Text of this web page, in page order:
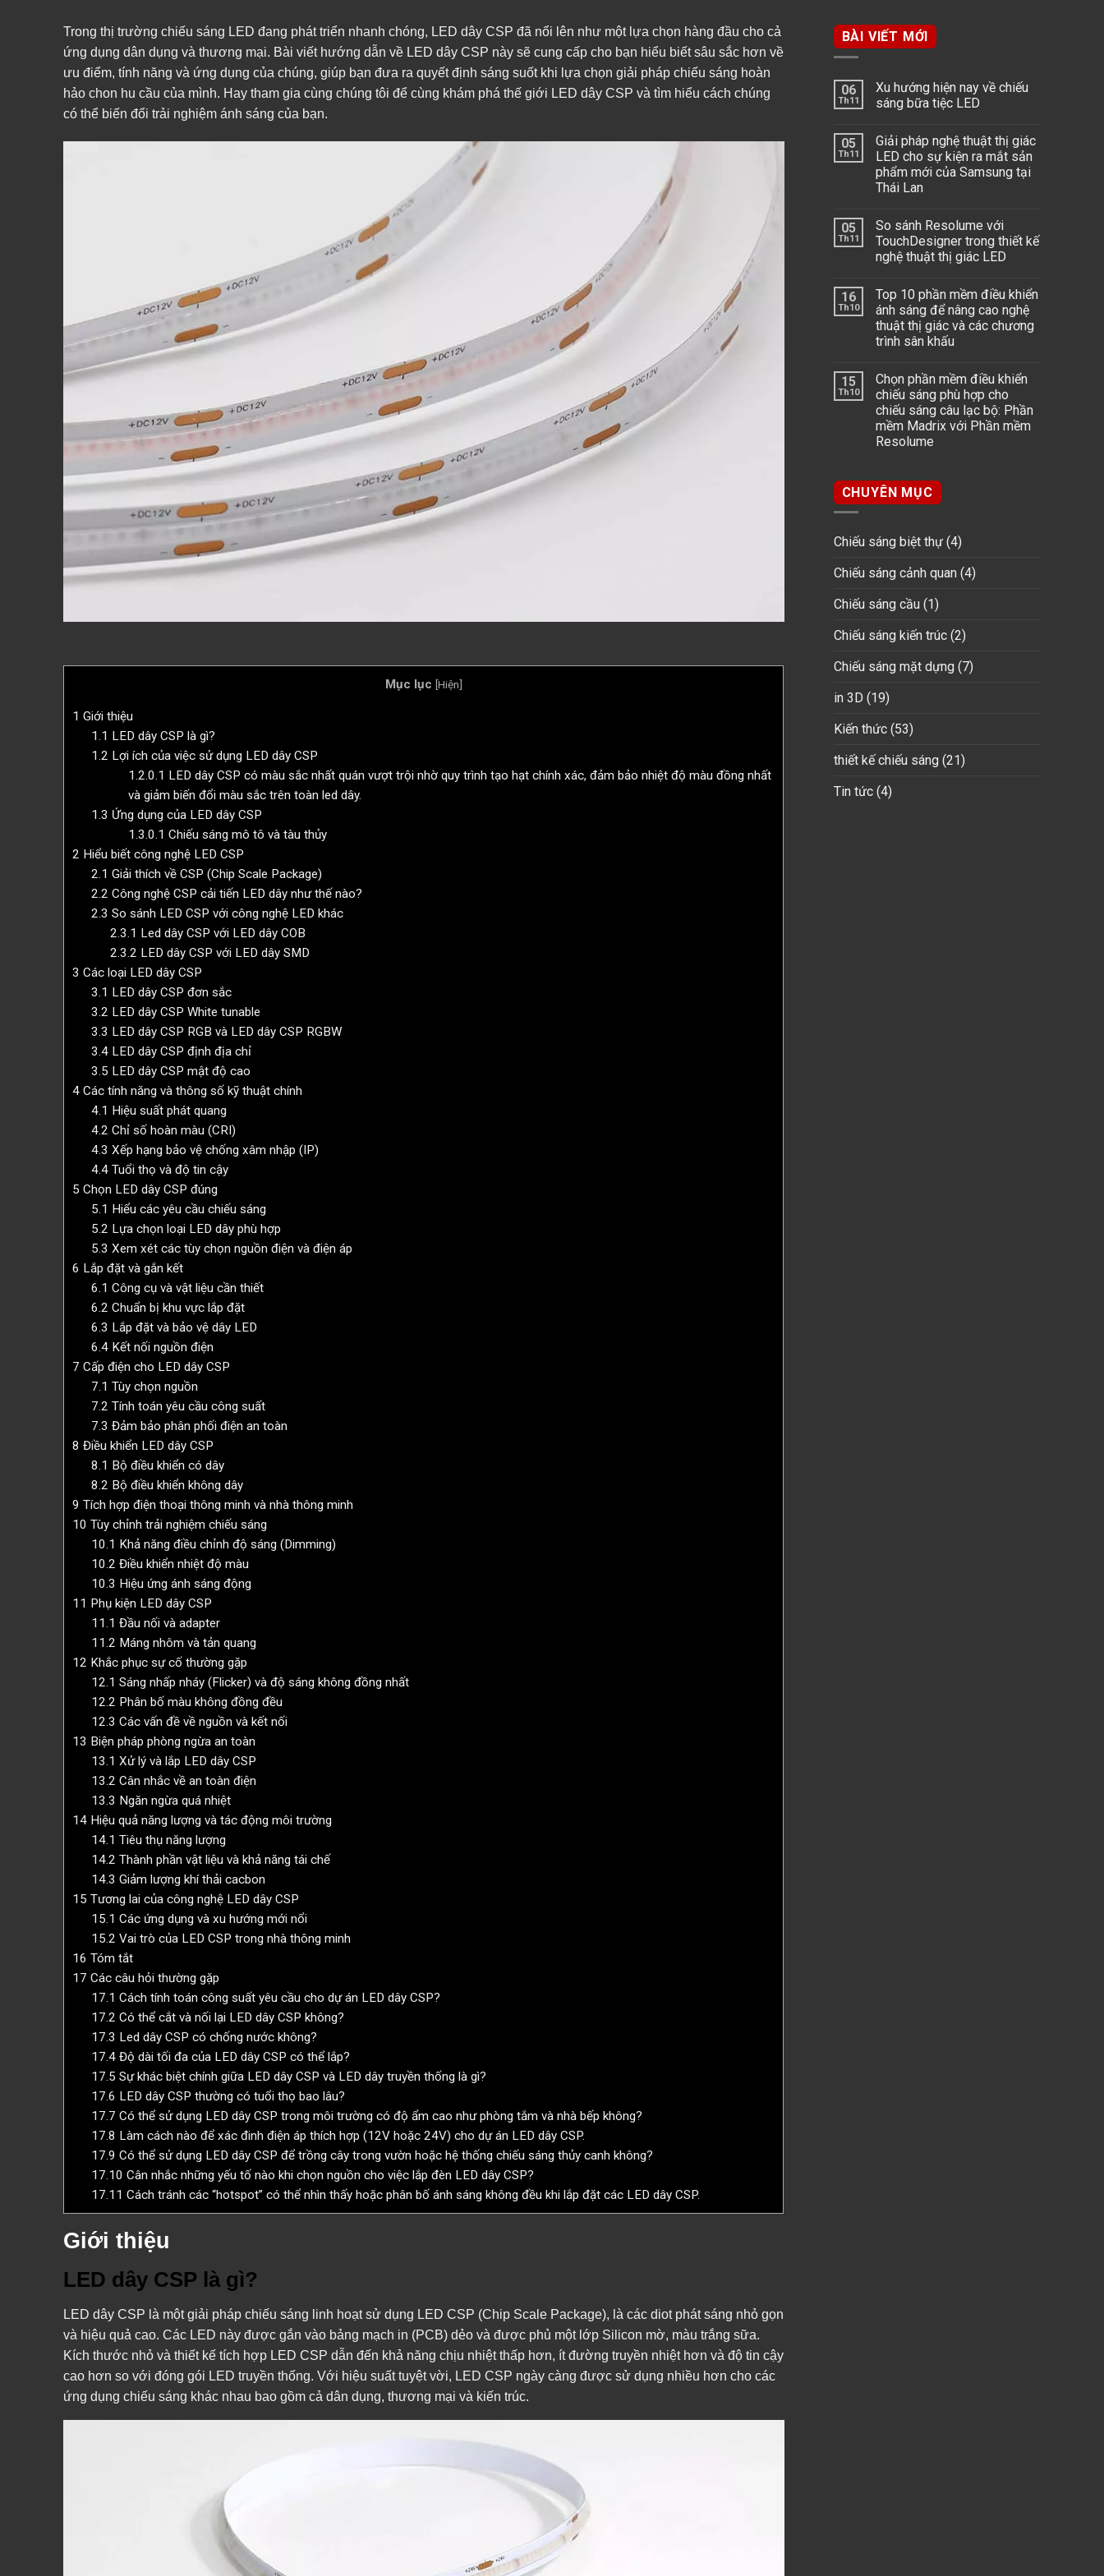
Trong thị trường chiếu sáng LED đang phát triển nhanh chóng, LED dây CSP đã nổi lên như một lựa chọn hàng đầu cho cả
ứng dụng dân dụng và thương mại. Bài viết hướng dẫn về LED dây CSP này sẽ cung cấp cho bạn hiểu biết sâu sắc hơn về
ưu điểm, tính năng và ứng dụng của chúng, giúp bạn đưa ra quyết định sáng suốt khi lựa chọn giải pháp chiếu sáng hoàn
hảo chon hu cầu của mình. Hay tham gia cùng chúng tôi để cùng khám phá thế giới LED dây CSP và tìm hiểu cách chúng
có thể biến đổi trải nghiệm ánh sáng của bạn.
Mục lục [Hiện]
1 Giới thiệu
1.1 LED dây CSP là gì?
1.2 Lợi ích của việc sử dụng LED dây CSP
1.2.0.1 LED dây CSP có màu sắc nhất quán vượt trội nhờ quy trình tạo hạt chính xác, đảm bảo nhiệt độ màu đồng nhất
và giảm biến đổi màu sắc trên toàn led dây.
1.3 Ứng dụng của LED dây CSP
1.3.0.1 Chiếu sáng mô tô và tàu thủy
2 Hiểu biết công nghệ LED CSP
2.1 Giải thích về CSP (Chip Scale Package)
2.2 Công nghệ CSP cải tiến LED dây như thế nào?
2.3 So sánh LED CSP với công nghệ LED khác
2.3.1 Led dây CSP với LED dây COB
2.3.2 LED dây CSP với LED dây SMD
3 Các loại LED dây CSP
3.1 LED dây CSP đơn sắc
3.2 LED dây CSP White tunable
3.3 LED dây CSP RGB và LED dây CSP RGBW
3.4LED dây CSP định địa chỉ
3.5 LED dây CSP mật độ cao
4 Các tính năng và thông số kỹ thuật chính
4.1 Hiệu suất phát quang
4.2 Chỉ số hoàn màu (CRI)
4.3 Xếp hạng bảo vệ chống xâm nhập (IP)
4.4Tuổi thọ và độ tin cậy
5 Chọn LED dây CSP đúng
5.1 Hiểu các yêu cầu chiếu sáng
5.2 Lựa chọn loại LED dây phù hợp
5.3 Xem xét các tùy chọn nguồn điện và điện áp
6 Lắp đặt và gắn kết
6.1 Công cụ và vật liệu cần thiết
6.2 Chuẩn bị khu vực lắp đặt
6.3 Lắp đặt và bảo vệ dây LED
6.4Kết nối nguồn điện
7 Cấp điện cho LED dây CSP
7.1 Tùy chọn nguồn
7.2 Tính toán yêu cầu công suất
7.3 Đảm bảo phân phối điện an toàn
8 Điều khiển LED dây CSP
8.1 Bộ điều khiển có dây
8.2 Bộ điều khiển không dây
9 Tích hợp điện thoại thông minh và nhà thông minh
10 Tùy chỉnh trải nghiệm chiếu sáng
10.1 Khả năng điều chỉnh độ sáng (Dimming)
10.2 Điều khiển nhiệt độ màu
10.3 Hiệu ứng ánh sáng động
11 Phụ kiện LED dây CSP
11.1 Đầu nối và adapter
11.2 Máng nhôm và tản quang
12 Khắc phục sự cố thường gặp
12.1 Sáng nhấp nháy (Flicker) và độ sáng không đồng nhất
12.2 Phân bố màu không đồng đều
12.3 Các vấn đề về nguồn và kết nối
13 Biện pháp phòng ngừa an toàn
13.1 Xử lý và lắp LED dây CSP
13.2 Cân nhắc về an toàn điện
13.3 Ngăn ngừa quá nhiệt
14 Hiệu quả năng lượng và tác động môi trường
14.1 Tiêu thụ năng lượng
14.2 Thành phần vật liệu và khả năng tái chế
14.3 Giảm lượng khí thải cacbon
15 Tương lai của công nghệ LED dây CSP
15.1 Các ứng dụng và xu hướng mới nổi
15.2 Vai trò của LED CSP trong nhà thông minh
16 Tóm tắt
17 Các câu hỏi thường gặp
17.1 Cách tính toán công suất yêu cầu cho dự án LED dây CSP?
17.2 Có thể cắt và nối lại LED dây CSP không?
17.3 Led dây CSP có chống nước không?
17.4Độ dài tối đa của LED dây CSP có thể lắp?
17.5 Sự khác biệt chính giữa LED dây CSP và LED dây truyền thống là gì?
17.6 LED dây CSP thường có tuổi thọ bao lâu?
17.7 Có thể sử dụng LED dây CSP trong môi trường có độ ẩm cao như phòng tắm và nhà bếp không?
17.8 Làm cách nào để xác đinh điện áp thích hợp (12V hoặc 24V) cho dự án LED dây CSP.
17.9 Có thể sử dụng LED dây CSP để trồng cây trong vườn hoặc hệ thống chiếu sáng thủy canh không?
17.10 Cân nhắc những yếu tố nào khi chọn nguồn cho việc lắp đèn LED dây CSP?
17.11 Cách tránh các “hotspot” có thể nhìn thấy hoặc phân bố ánh sáng không đều khi lắp đặt các LED dây CSP.
Giới thiệu
LED dây CSP là gì?
LED dây CSP là một giải pháp chiếu sáng linh hoạt sử dụng LED CSP (Chip Scale Package), là các diot phát sáng nhỏ gọn
và hiệu quả cao. Các LED này được gắn vào bảng mạch in (PCB) dẻo và được phủ một lớp Silicon mờ, màu trắng sữa.
Kích thước nhỏ và thiết kế tích hợp LED CSP dẫn đến khả năng chịu nhiệt thấp hơn, ít đường truyền nhiệt hơn và độ tin cậy
cao hơn so với đóng gói LED truyền thống. Với hiệu suất tuyệt vời, LED CSP ngày càng được sử dụng nhiều hơn cho các
ứng dụng chiếu sáng khác nhau bao gồm cả dân dụng, thương mại và kiến trúc.
BÀI VIẾT MỚI
06
Th11
Xu hướng hiện nay về chiếu
sáng bữa tiệc LED
05
Th11
Giải pháp nghệ thuật thị giác
LED cho sự kiện ra mắt sản
phẩm mới của Samsung tại
Thái Lan
05
Th11
So sánh Resolume với
TouchDesigner trong thiết kế
nghệ thuật thị giác LED
16
Th10
Top 10 phần mềm điều khiển
ánh sáng để nâng cao nghệ
thuật thị giác và các chương
trình sân khấu
15
Th10
Chọn phần mềm điều khiển
chiếu sáng phù hợp cho
chiếu sáng câu lạc bộ: Phần
mềm Madrix với Phần mềm
Resolume
CHUYÊN MỤC
Chiếu sáng biệt thự(4)
Chiếu sáng cảnh quan(4)
Chiếu sáng cầu(1)
Chiếu sáng kiến trúc(2)
Chiếu sáng mặt dựng(7)
in 3D (19)
Kiến thức(53)
thiết kế chiếu sáng(21)
Tin tức(4)